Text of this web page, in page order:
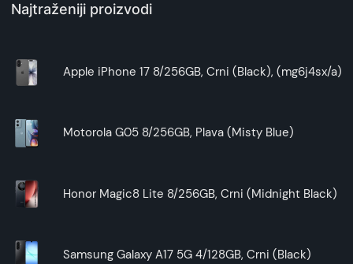
Najtraženiji proizvodi
Apple iPhone 17 8/256GB, Crni (Black), (mg6j4sx/a)
Motorola G05 8/256GB, Plava (Misty Blue)
Honor Magic8 Lite 8/256GB, Crni (Midnight Black)
Samsung Galaxy A17 5G 4/128GB, Crni (Black)